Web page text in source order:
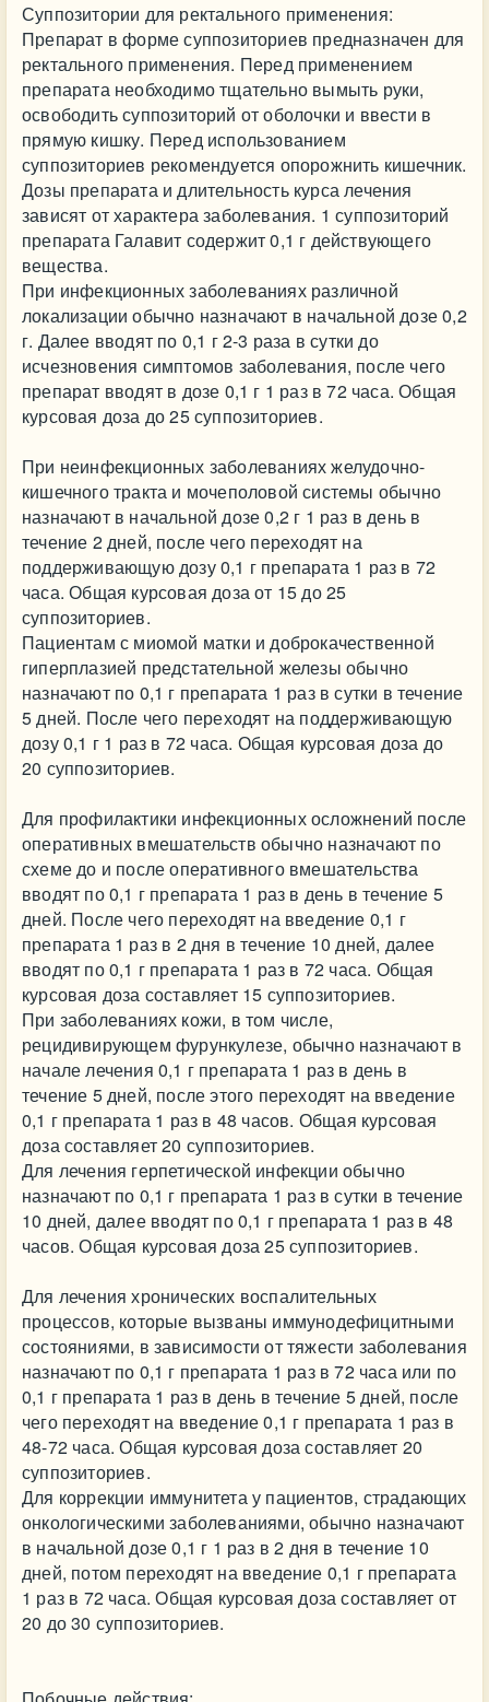
Суппозитории для ректального применения:
Препарат в форме суппозиториев предназначен для
ректального применения. Перед применением
препарата необходимо тщательно вымыть руки,
освободить суппозиторий от оболочки и ввести в
прямую кишку. Перед использованием
суппозиториев рекомендуется опорожнить кишечник.
Дозы препарата и длительность курса лечения
зависят от характера заболевания. 1 суппозиторий
препарата Галавит содержит 0,1 г действующего
вещества.
При инфекционных заболеваниях различной
локализации обычно назначают в начальной дозе 0,2
г. Далее вводят по 0,1 г 2-3 раза в сутки до
исчезновения симптомов заболевания, после чего
препарат вводят в дозе 0,1 г 1 раз в 72 часа. Общая
курсовая доза до 25 суппозиториев.
При неинфекционных заболеваниях желудочно-
кишечного тракта и мочеполовой системы обычно
назначают в начальной дозе 0,2 г 1 раз в день в
течение 2 дней, после чего переходят на
поддерживающую дозу 0,1 г препарата 1 раз в 72
часа. Общая курсовая доза от 15 до 25
суппозиториев.
Пациентам с миомой матки и доброкачественной
гиперплазией предстательной железы обычно
назначают по 0,1 г препарата 1 раз в сутки в течение
5 дней. После чего переходят на поддерживающую
дозу 0,1 г 1 раз в 72 часа. Общая курсовая доза до
20 суппозиториев.
Для профилактики инфекционных осложнений после
оперативных вмешательств обычно назначают по
схеме до и после оперативного вмешательства
вводят по 0,1 г препарата 1 раз в день в течение 5
дней. После чего переходят на введение 0,1 г
препарата 1 раз в 2 дня в течение 10 дней, далее
вводят по 0,1 г препарата 1 раз в 72 часа. Общая
курсовая доза составляет 15 суппозиториев.
При заболеваниях кожи, в том числе,
рецидивирующем фурункулезе, обычно назначают в
начале лечения 0,1 г препарата 1 раз в день в
течение 5 дней, после этого переходят на введение
0,1 г препарата 1 раз в 48 часов. Общая курсовая
доза составляет 20 суппозиториев.
Для лечения герпетической инфекции обычно
назначают по 0,1 г препарата 1 раз в сутки в течение
10 дней, далее вводят по 0,1 г препарата 1 раз в 48
часов. Общая курсовая доза 25 суппозиториев.
Для лечения хронических воспалительных
процессов, которые вызваны иммунодефицитными
состояниями, в зависимости от тяжести заболевания
назначают по 0,1 г препарата 1 раз в 72 часа или по
0,1 г препарата 1 раз в день в течение 5 дней, после
чего переходят на введение 0,1 г препарата 1 раз в
48-72 часа. Общая курсовая доза составляет 20
суппозиториев.
Для коррекции иммунитета у пациентов, страдающих
онкологическими заболеваниями, обычно назначают
в начальной дозе 0,1 г 1 раз в 2 дня в течение 10
дней, потом переходят на введение 0,1 г препарата
1 раз в 72 часа. Общая курсовая доза составляет от
20 до 30 суппозиториев.